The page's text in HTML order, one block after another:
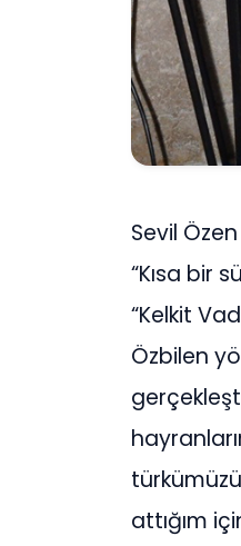
Sevil
“Kısa bir
“Kelkit
Özbilen
attığım